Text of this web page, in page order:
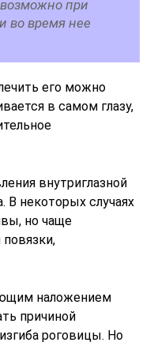
при
во время нее
его можно
в самом глазу,
внутриглазной
В некоторых случаях
но чаще
наложением
причиной
роговицы. Но